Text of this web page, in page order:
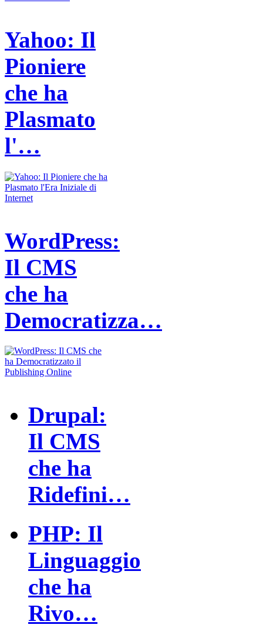
Yahoo: Il
Pioniere
che ha
Plasmato
l'…
WordPress:
Il CMS
che ha
Democratizza…
Drupal:
Il CMS
che ha
Ridefini…
PHP: Il
Linguaggio
che ha
Rivo…